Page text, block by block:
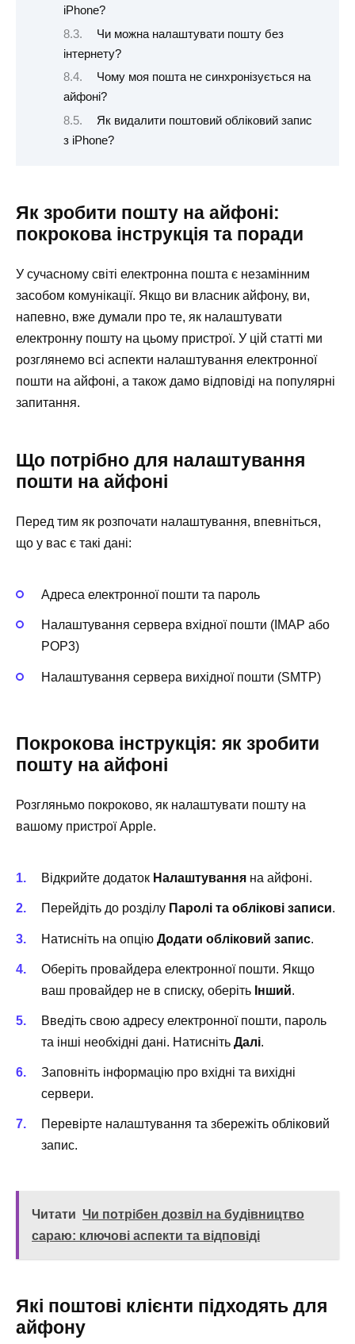
iPhone?
Чи можна налаштувати пошту без
інтернету?
Чому моя пошта не синхронізується на
айфоні?
Як видалити поштовий обліковий запис
з iPhone?
Як зробити пошту на айфоні:
покрокова інструкція та поради
У сучасному світі електронна пошта є незамінним
засобом комунікації. Якщо ви власник айфону, ви,
напевно, вже думали про те, як налаштувати
електронну пошту на цьому пристрої. У цій статті ми
розглянемо всі аспекти налаштування електронної
пошти на айфоні, а також дамо відповіді на популярні
запитання.
Що потрібно для налаштування
пошти на айфоні
Перед тим як розпочати налаштування, впевніться,
що у вас є такі дані:
Адреса електронної пошти та пароль
Налаштування сервера вхідної пошти (IMAP або
POP3)
Налаштування сервера вихідної пошти (SMTP)
Покрокова інструкція: як зробити
пошту на айфоні
Розгляньмо покроково, як налаштувати пошту на
вашому пристрої Apple.
Відкрийте додаток Налаштування на айфоні.
Перейдіть до розділу Паролі та облікові записи.
Натисніть на опцію Додати обліковий запис.
Оберіть провайдера електронної пошти. Якщо
ваш провайдер не в списку, оберіть Інший.
Введіть свою адресу електронної пошти, пароль
та інші необхідні дані. Натисніть Далі.
Заповніть інформацію про вхідні та вихідні
сервери.
Перевірте налаштування та збережіть обліковий
запис.
Читати Чи потрібен дозвіл на будівництво
сараю: ключові аспекти та відповіді
Які поштові клієнти підходять для
айфону